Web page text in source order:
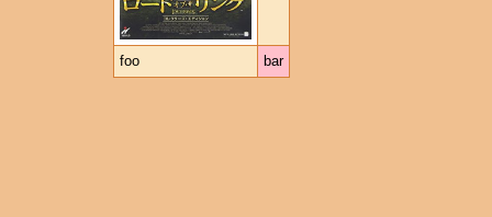
foo bar